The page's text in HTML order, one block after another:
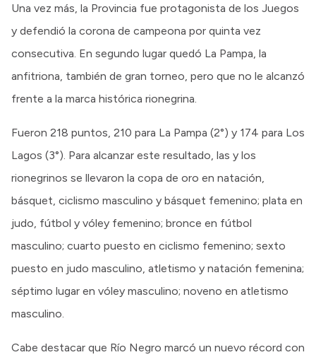
Una vez más, la Provincia fue protagonista de los Juegos
y defendió la corona de campeona por quinta vez
consecutiva. En segundo lugar quedó La Pampa, la
anfitriona, también de gran torneo, pero que no le alcanzó
frente a la marca histórica rionegrina.
Fueron 218 puntos, 210 para La Pampa (2°) y 174 para Los
Lagos (3°). Para alcanzar este resultado, las y los
rionegrinos se llevaron la copa de oro en natación,
básquet, ciclismo masculino y básquet femenino; plata en
judo, fútbol y vóley femenino; bronce en fútbol
masculino; cuarto puesto en ciclismo femenino; sexto
puesto en judo masculino, atletismo y natación femenina;
séptimo lugar en vóley masculino; noveno en atletismo
masculino.
Cabe destacar que Río Negro marcó un nuevo récord con